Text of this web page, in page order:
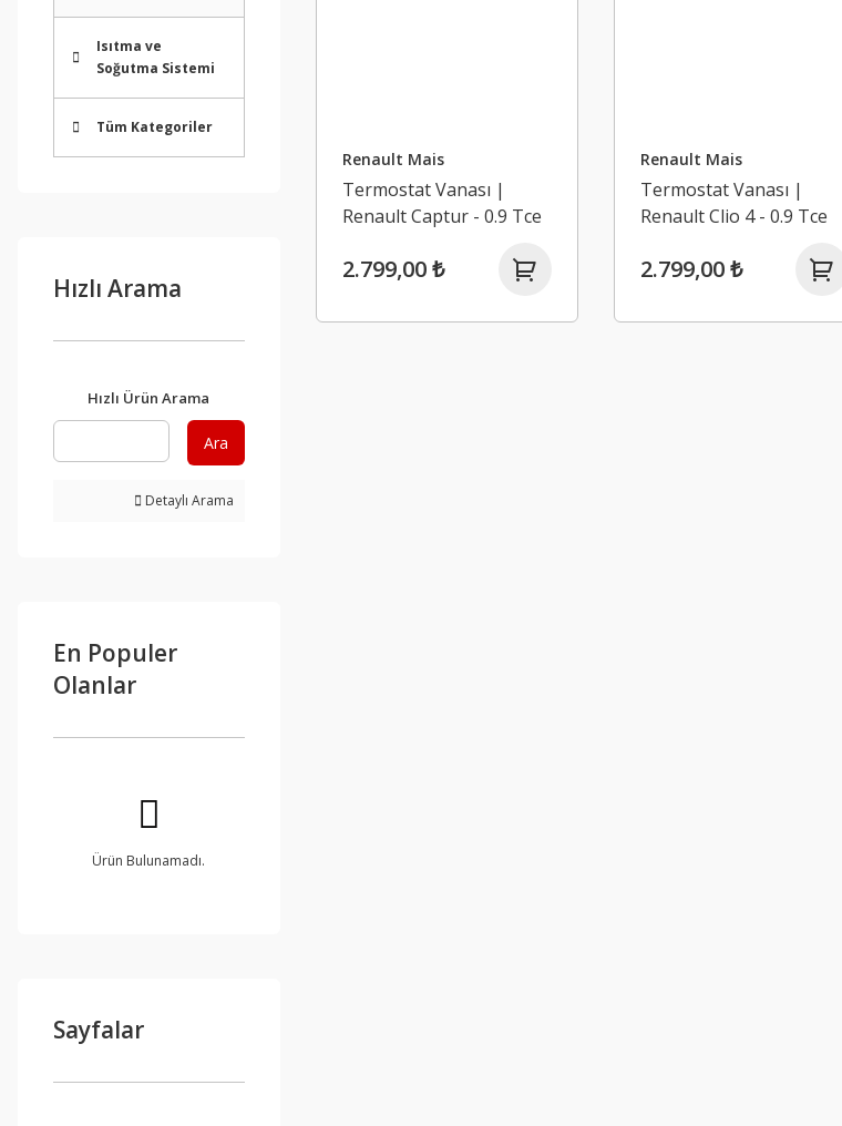
Isıtma ve
Soğutma Sistemi
Tüm Kategoriler
Hızlı Arama
Hızlı Ürün Arama
Ara
Detaylı Arama
En Populer
Olanlar
Ürün Bulunamadı.
Sayfalar
Renault Mais
Termostat Vanası |
Renault Captur - 0.9 Tce
2.799,00 ₺
Renault Mais
Termostat Vanası |
Renault Clio 4 - 0.9 Tce
2.799,00 ₺